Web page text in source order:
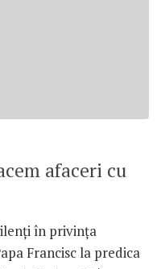
afaceri cu
în privinţa
Francisc la predica